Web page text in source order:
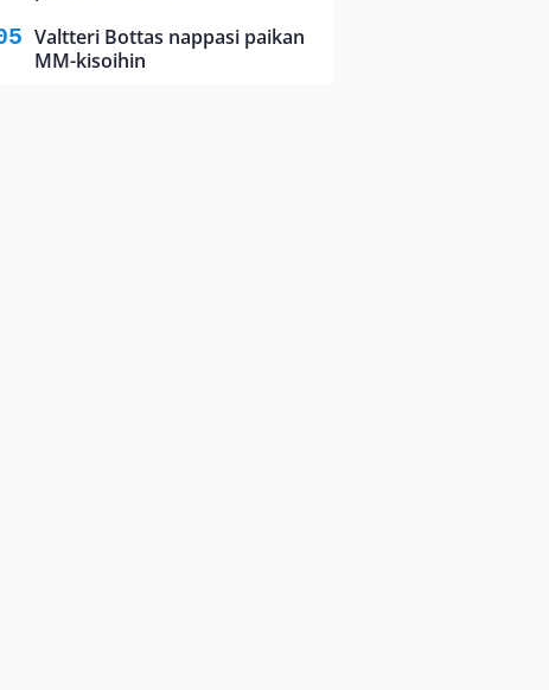
Valtteri Bottas nappasi paikan
MM-kisoihin